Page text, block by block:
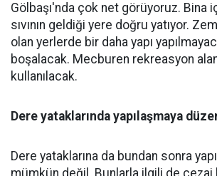
Gölbaşı'nda çok net görüyoruz. Bina
sıvının geldiği yere doğru yatıyor.
olan yerlerde bir daha yapı
boşalacak. Mecburen rekreasyon
kullanılacak.
Dere yataklarında yapılaşmaya
Dere yataklarına da bundan sonra yapı
mümkün değil. Bunlarla ilgili de cezai